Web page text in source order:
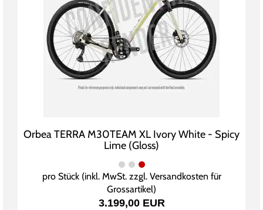
Orbea TERRA M30TEAM XL Ivory White - Spicy
Lime (Gloss)
pro Stück (inkl. MwSt. zzgl. Versandkosten für
Grossartikel)
3.199,00 EUR